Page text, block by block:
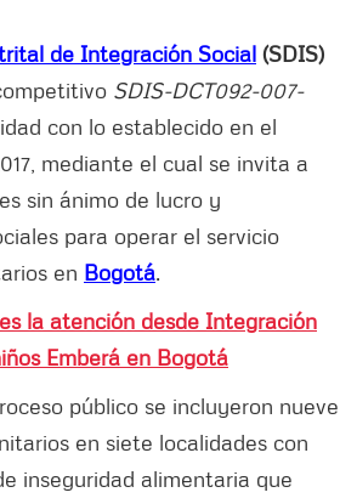
de Integración Social (SDIS)
SDIS-DCT092-007-
con lo establecido en el
mediante el cual se invita a
sin ánimo de lucro y
para operar el servicio
en Bogotá.
la atención desde Integración
Emberá en Bogotá
público se incluyeron nueve
en siete localidades con
inseguridad alimentaria que